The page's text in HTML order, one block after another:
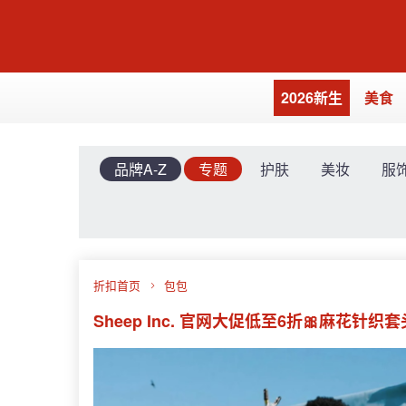
2026新生 美食
品牌A-Z 专题 护肤 美妆 服
折扣首页 包包
Sheep Inc. 官网大促低至6折🎀麻花针织